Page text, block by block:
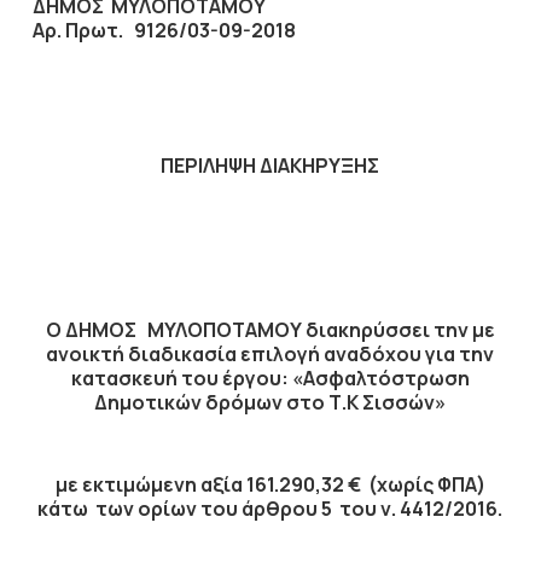
ΔΗΜΟΣ ΜΥΛΟΠΟΤΑΜΟΥ
Αρ. Πρωτ. 9126/03-09-2018
ΠΕΡΙΛΗΨΗ ΔΙΑΚΗΡΥΞΗΣ
Ο ΔΗΜΟΣ ΜΥΛΟΠΟΤΑΜΟΥ διακηρύσσει την με
ανοικτή διαδικασία επιλογή αναδόχου για την
κατασκευή του έργου: «Ασφαλτόστρωση
Δημοτικών δρόμων στο Τ.Κ Σισσών»
με εκτιμώμενη αξία 161.290,32 € (χωρίς ΦΠΑ)
κάτω των ορίων του άρθρου 5 του ν. 4412/2016.